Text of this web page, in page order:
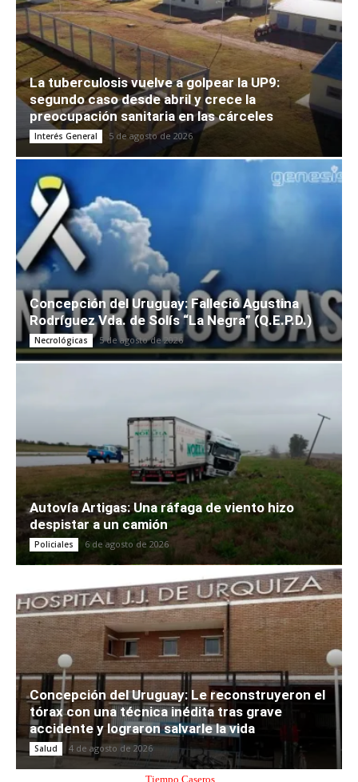
La tuberculosis vuelve a golpear la UP9:
segundo caso desde abril y crece la
preocupación sanitaria en las cárceles
Interés General 5 de agosto de 2026
Concepción del Uruguay: Falleció Agustina
Rodríguez Vda. de Solís “La Negra” (Q.E.P.D.)
Necrológicas 5 de agosto de 2026
Autovía Artigas: Una ráfaga de viento hizo
despistar a un camión
Policiales 6 de agosto de 2026
Concepción del Uruguay: Le reconstruyeron el
tórax con una técnica inédita tras grave
accidente y lograron salvarle la vida
Salud 4 de agosto de 2026